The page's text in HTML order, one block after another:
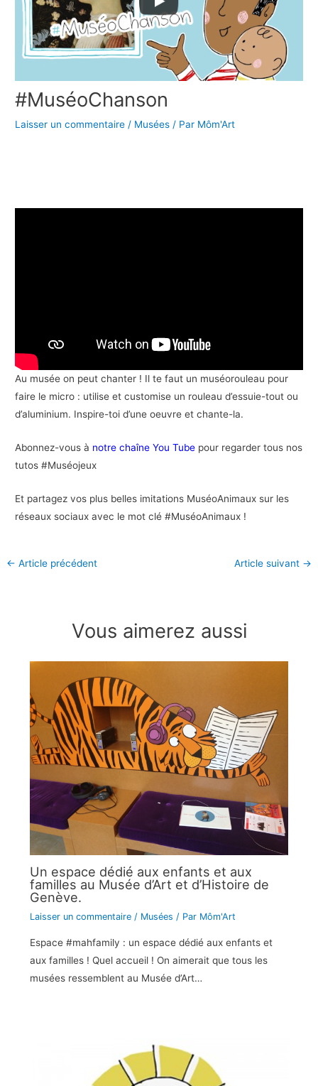
#MuséoChanson
Laisser un commentaire / Musées / Par Môm'Art
Au musée on peut chanter ! Il te faut un muséorouleau pour
faire le micro : utilise et customise un rouleau d’essuie-tout ou
d’aluminium. Inspire-toi d’une oeuvre et chante-la.
Abonnez-vous à notre chaîne You Tube pour regarder tous nos
tutos #Muséojeux
Et partagez vos plus belles imitations MuséoAnimaux sur les
réseaux sociaux avec le mot clé #MuséoAnimaux !
← Article précédent Article suivant →
Vous aimerez aussi
Un espace dédié aux enfants et aux
familles au Musée d’Art et d’Histoire de
Genève.
Laisser un commentaire / Musées / Par Môm'Art
Espace #mahfamily : un espace dédié aux enfants et
aux familles ! Quel accueil ! On aimerait que tous les
musées ressemblent au Musée d’Art…